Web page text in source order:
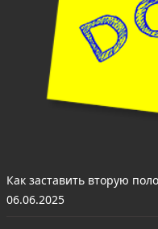
Как заставить вторую
06.06.2025